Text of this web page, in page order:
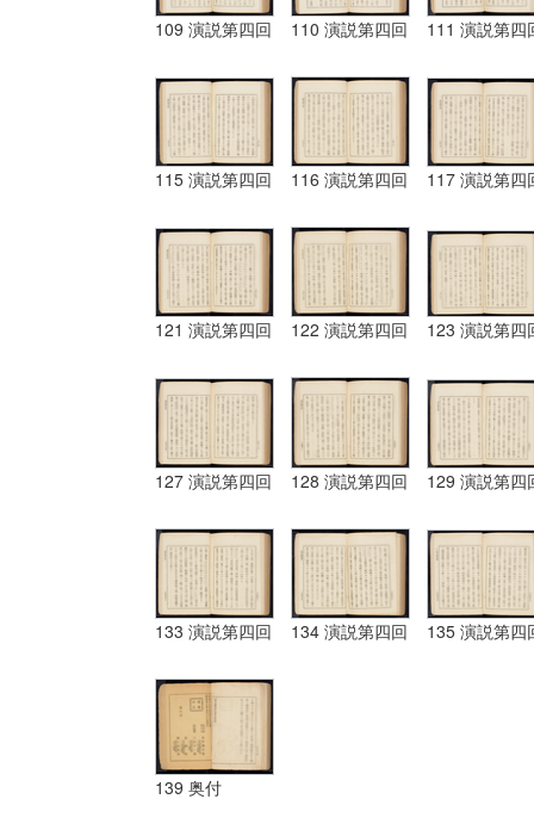
109 演説第四回 110 演説第四回 111 演説第四
115 演説第四回 116 演説第四回 117 演説第四
121 演説第四回 122 演説第四回 123 演説第四
127 演説第四回 128 演説第四回 129 演説第四
133 演説第四回 134 演説第四回 135 演説第四
139 奥付